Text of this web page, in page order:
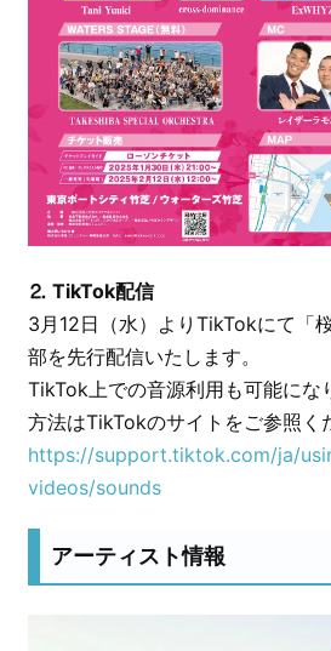
⒉ TikTok配信
3月12日（水）よりTikTokにて「
部を先行配信いたします。
TikTok上での音源利用も可能にな
方法はTikTokのサイトをご参照く
https://support.tiktok.com/ja/
videos/sounds
アーティスト情報